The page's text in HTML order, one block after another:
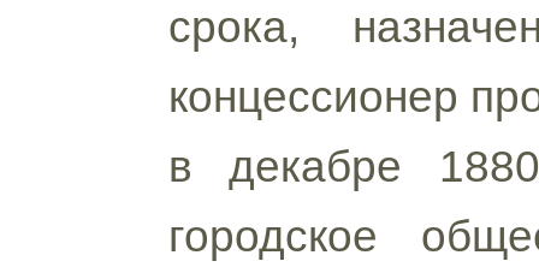
срока,
концессионер
в декабре
городское